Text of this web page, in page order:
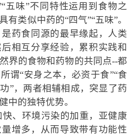
五味”不同特性运用到食物之
有类似中药的“四气”“五味”。
药食同源的最早缘起，人类
相互分享经验，累积实践和
界的食物和药物的共同点--都
谓“安身之本，必资于食”“食
”，两者相辅相成，突显了药
中的独特优势。
、环境污染的加重，亚健康
增多，从而导致带有功能性